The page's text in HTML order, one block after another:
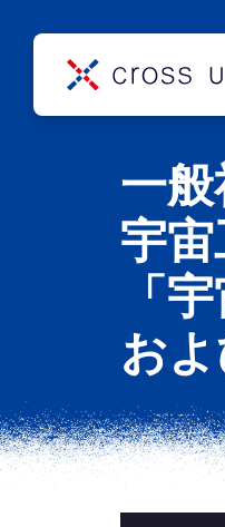
一
宇
「
お